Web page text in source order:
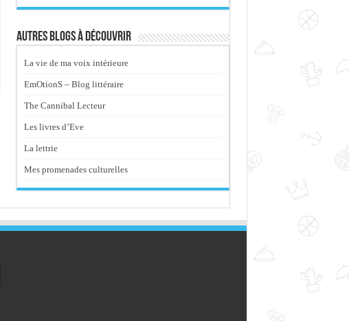
Autres blogs à découvrir
La vie de ma voix intérieure
EmOtionS – Blog littéraire
The Cannibal Lecteur
Les livres d’Eve
La lettrie
Mes promenades culturelles